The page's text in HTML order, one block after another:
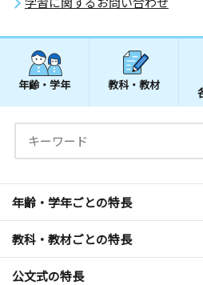
年齢・学年 教科・教材
年齢・学年ごとの特長
教科・教材ごとの特長
公文式の特長